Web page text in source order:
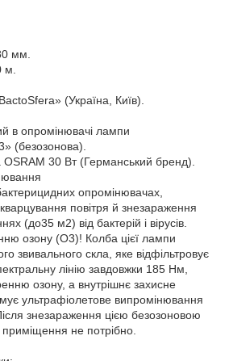
мм.
м.
(Україна, Київ).
в опромінювачі лампи
(безозонова).
30 Вт (Германський бренд).
опромінювачах,
повітря й знезараження
(до35 м2) від бактерій і вірусів.
озону (О3)! Колба цієї лампи
звивального скла, яке відфільтровує
лінію завдовжки 185 Нм,
озону, а внутрішнє захисне
ультрафіолетове випромінювання
знезараження цією безозоновою
не потрібно.